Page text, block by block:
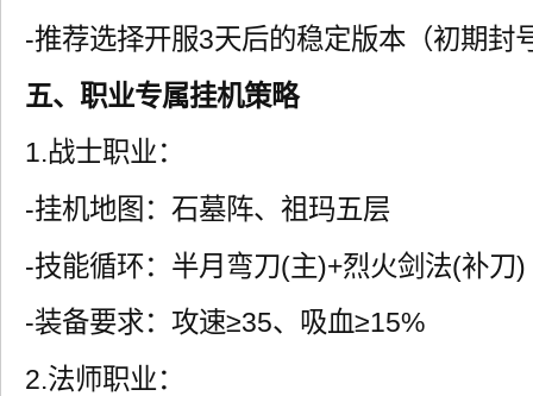
-推荐选择开服3天后的稳定版本（初期封
五、职业专属挂机策略
1.战士职业：
-挂机地图：石墓阵、祖玛五层
-技能循环：半月弯刀(主)+烈火剑法(补刀)
-装备要求：攻速≥35、吸血≥15%
2.法师职业：